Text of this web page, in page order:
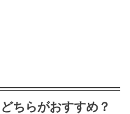
ちらがおすすめ？